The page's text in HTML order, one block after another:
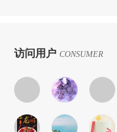
访问用户 CONSUMER